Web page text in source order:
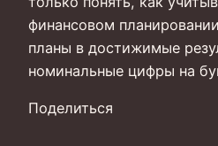
финансовом
планы в достижимые
номинальные цифры на
Поделиться